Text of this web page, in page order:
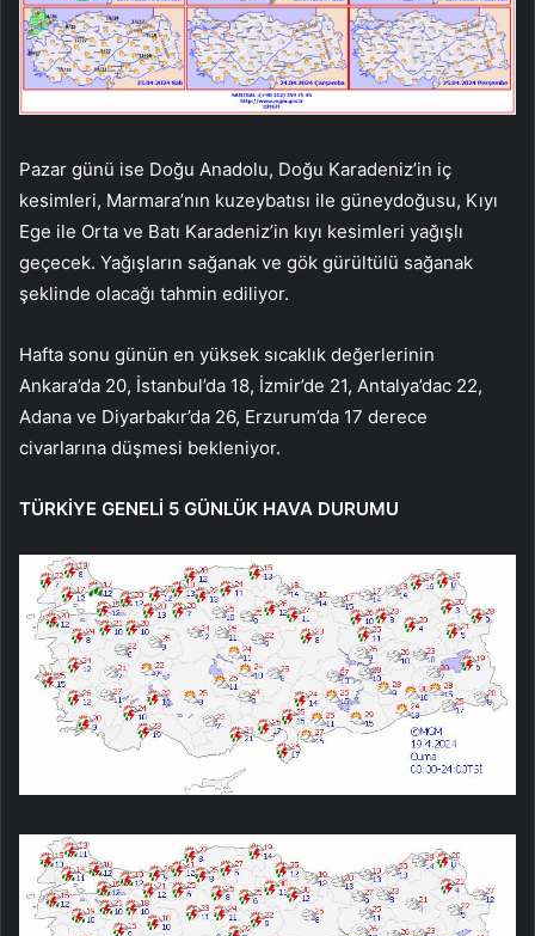
Pazar günü ise Doğu Anadolu, Doğu Karadeniz’in iç
kesimleri, Marmara’nın kuzeybatısı ile güneydoğusu, Kıyı
Ege ile Orta ve Batı Karadeniz’in kıyı kesimleri yağışlı
geçecek. Yağışların sağanak ve gök gürültülü sağanak
şeklinde olacağı tahmin ediliyor.
Hafta sonu günün en yüksek sıcaklık değerlerinin
Ankara’da 20, İstanbul’da 18, İzmir’de 21, Antalya’dac 22,
Adana ve Diyarbakır’da 26, Erzurum’da 17 derece
civarlarına düşmesi bekleniyor.
TÜRKİYE GENELİ 5 GÜNLÜK HAVA DURUMU